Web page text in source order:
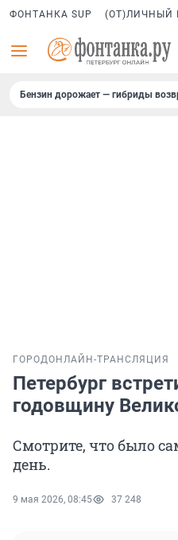
ФОНТАНКА SUP (ОТ)ЛИЧНЫЙ
Бензин дорожает — гибриды
ГОРОДОНЛАЙН-ТРАНСЛЯЦИЯ
Петербург
годовщину
Смотрите, что было
день.
9 мая 2026, 08:45 37 248